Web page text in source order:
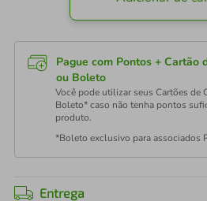
Pague com Pontos + Cartão
ou Boleto
Você pode utilizar seus Cartões de
Boleto* caso não tenha pontos
produto.
*Boleto exclusivo para associados
Entrega